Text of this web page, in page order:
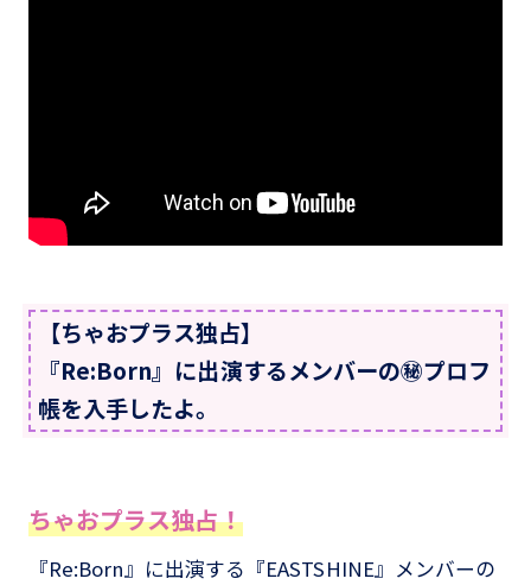
【ちゃおプラス独占】
『Re:Born』に出演するメンバーの㊙プロフ
帳を入手したよ。
ちゃおプラス独占！
『Re:Born』に出演する『EASTSHINE』メンバーの